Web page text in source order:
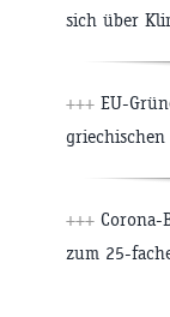
sich über
+++ EU-
+++
zum 25-